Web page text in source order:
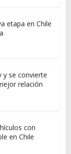
etapa en Chile
y se convierte
relación
con
en Chile